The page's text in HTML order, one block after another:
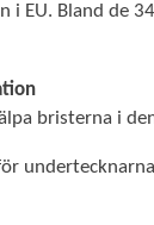
EU. Bland de
bristerna i